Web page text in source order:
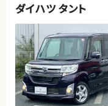
ダイハツ タント